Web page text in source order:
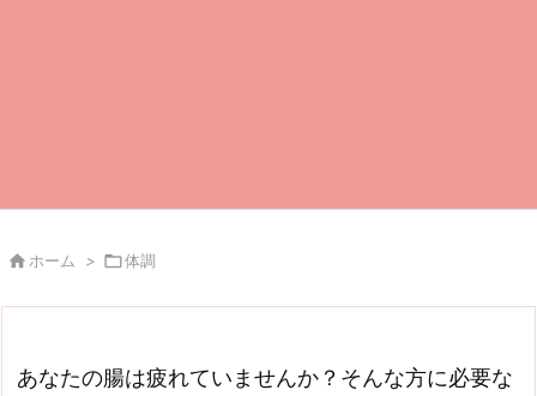
 ホーム > 体調
あなたの腸は疲れていませんか？そんな方に必要な